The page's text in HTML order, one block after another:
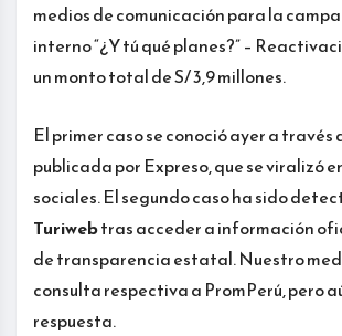
medios de comunicación para la
interno “¿Y tú qué planes?” –
un monto total de S/ 3,9 millones.
El primer caso se conoció ayer a través
publicada por Expreso, que se viralizó
sociales. El segundo caso ha sido
Turiwebtras acceder a información
de transparencia estatal. Nuestro
consulta respectiva a PromPerú, pero
respuesta.